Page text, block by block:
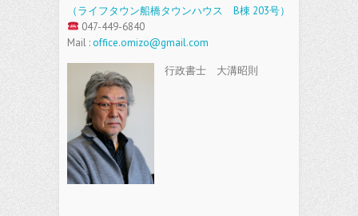
（ライフタウン船橋タウンハウス B棟 203号）
047-449-6840
Mail :office.omizo@gmail.com
行政書士 大溝昭則